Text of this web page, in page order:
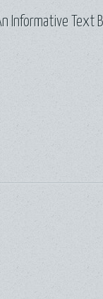
Informative Text